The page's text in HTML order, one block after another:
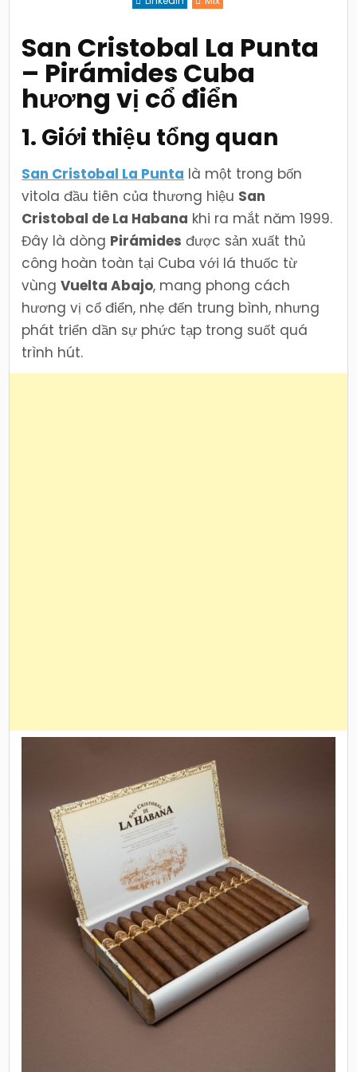
vị
cổ
điển
San Cristobal La Punta
– Pirámides Cuba
hương vị cổ điển
1. Giới thiệu tổng quan
San Cristobal La Punta là một trong bốn
vitola đầu tiên của thương hiệu San
Cristobal de La Habana khi ra mắt năm 1999.
Đây là dòng Pirámides được sản xuất thủ
công hoàn toàn tại Cuba với lá thuốc từ
vùngVuelta Abajo, mang phong cách
hương vị cổ điển, nhẹ đến trung bình, nhưng
phát triển dần sự phức tạp trong suốt quá
trình hút.